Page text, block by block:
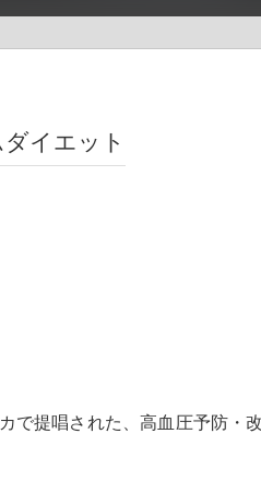
イエット
で提唱された、高血圧予防・